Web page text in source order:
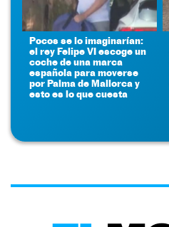
Pocos se lo imaginarían:
el rey Felipe VI escoge un
coche de una marca
española para moverse
por Palma de Mallorca y
esto es lo que cuesta